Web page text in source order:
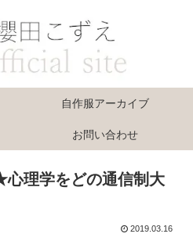
自作服アーカイブ
お問い合わせ
理学をどの通信制大
2019.03.16